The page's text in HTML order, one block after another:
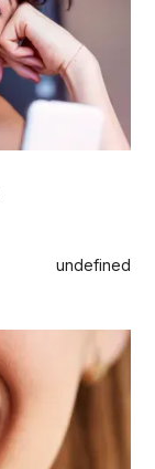
undefined